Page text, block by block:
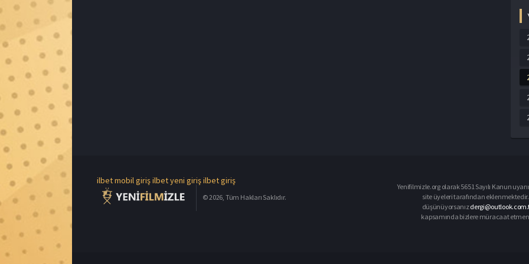
ilbet mobil girişilbet yeni girişilbet giriş
© 2026, Tüm Hakları Saklıdır.
Yenifilmizle.org olarak 5651 Sayılı Kanun
site üyeleri tarafından
düşünüyorsanız
kapsamında bizlere müracaat